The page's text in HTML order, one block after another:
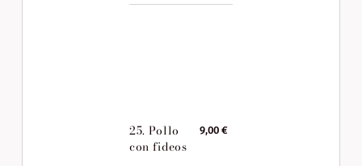
25. Pollo
con fideos
9,00 €